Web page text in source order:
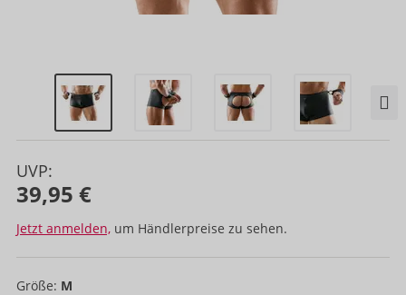
UVP:
39,95 €
Jetzt anmelden, um Händlerpreise zu sehen.
Größe: M